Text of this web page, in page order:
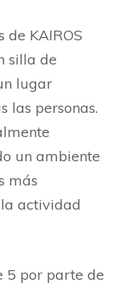
de KAIROS
silla de
lugar
las personas.
un ambiente
más
actividad
5 por parte de